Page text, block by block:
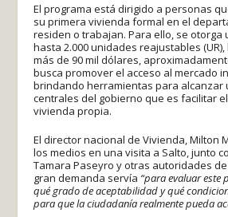
El programa está dirigido a personas
su primera vivienda formal en el
residen o trabajan. Para ello, se otorga
hasta 2.000 unidades reajustables
más de 90 mil dólares,
busca promover el acceso al mercado
brindando herramientas para alcanzar
centrales del gobierno que es facilitar
vivienda propia.
El director nacional de Vivienda, Milton
los medios en una visita a Salto, junto
Tamara Paseyro y otras autoridades
gran demanda servía “para evaluar este
qué grado de aceptabilidad y qué
para que la ciudadanía realmente pueda